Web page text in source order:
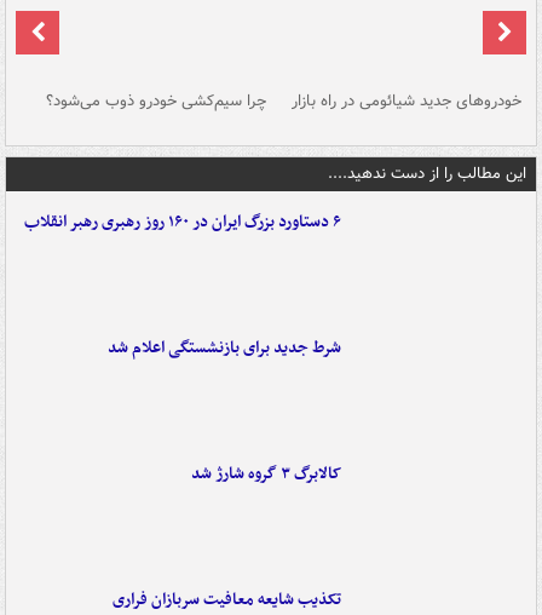
خودروهای جدید شیائومی در راه بازار چرا سیم‌کشی خودرو ذوب می‌شود؟
این مطالب را از دست ندهید....
۶ دستاورد بزرگ ایران در ۱۶۰ روز رهبری رهبر انقلاب
شرط جدید برای بازنشستگی اعلام شد
کالابرگ ۳ گروه شارژ شد
تکذیب شایعه معافیت سربازان فراری